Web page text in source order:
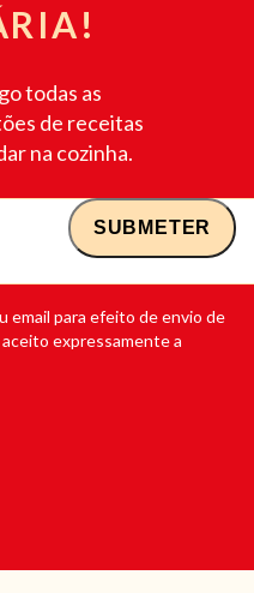
todas as
de receitas
na cozinha.
email para efeito de envio de
expressamente a